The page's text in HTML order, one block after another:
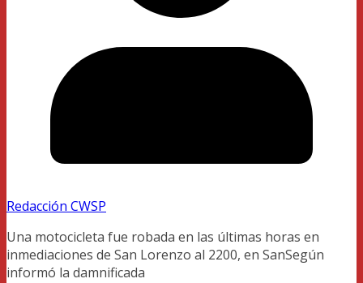
Redacción CWSP
Una motocicleta fue robada en las últimas horas en
inmediaciones de San Lorenzo al 2200, en SanSegún
informó la damnificada